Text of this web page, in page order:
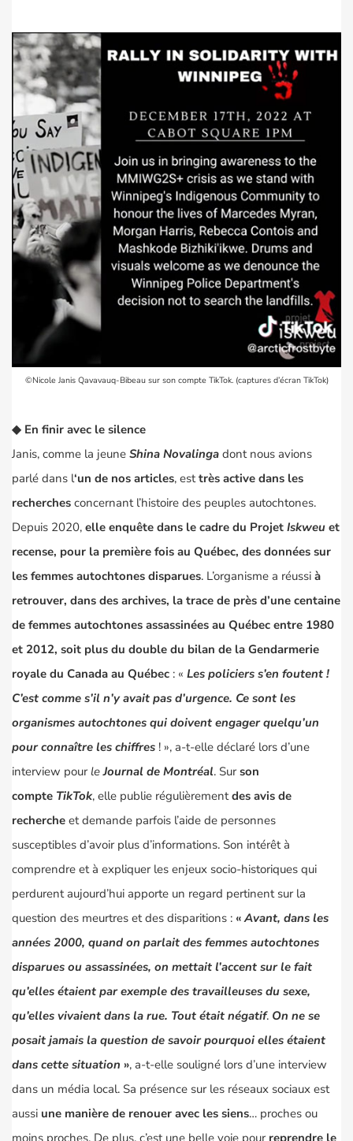
©Nicole Janis Qavavauq-Bibeau sur son compte TikTok. (captures d’écran TikTok)
◆ En finir avec le silence
Janis, comme la jeune Shina Novalinga dont nous avions
parlé dans l‘un de nos articles, esttrès active dans les
recherches concernant l’histoire des peuples autochtones.
Depuis 2020, elle enquête dans le cadre du Projet Iskweu et
recense, pour la première fois au Québec, des données sur
les femmes autochtones disparues. L’organisme a réussi à
retrouver, dans des archives, la trace de près d’une centaine
de femmes autochtones assassinées au Québec entre 1980
et 2012, soit plus du double du bilan de la Gendarmerie
royale du Canada au Québec : « Les policiers s’en foutent !
C’est comme s’il n’y avait pas d’urgence. Ce sont les
organismes autochtones qui doivent engager quelqu’un
pour connaître les chiffres ! », a-t-elle déclaré lors d’une
interview pour leJournal de Montréal. Surson
compte TikTok, elle publie régulièrementdes avis de
recherche et demande parfois l’aide de personnes
susceptibles d’avoir plus d’informations. Son intérêt à
comprendre et à expliquer les enjeux socio-historiques qui
perdurent aujourd’hui apporte un regard pertinent sur la
question des meurtres et des disparitions : « Avant, dans les
années 2000, quand on parlait des femmes autochtones
disparues ou assassinées, on mettait l’accent sur le fait
qu’elles étaient par exemple des travailleuses du sexe,
qu’elles vivaient dans la rue. Tout était négatif. On ne se
posait jamais la question de savoir pourquoi elles étaient
dans cette situation », a-t-elle souligné lors d’une interview
dans un média local. Sa présence sur les réseaux sociaux est
aussi une manière de renouer avec les siens… proches ou
moins proches. De plus, c’est une belle voie pour reprendre le